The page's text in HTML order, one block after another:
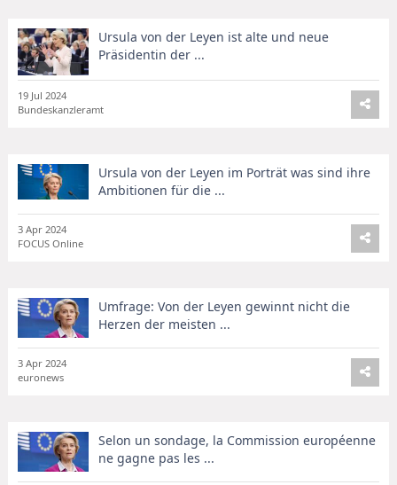
Ursula von der Leyen ist alte und neue
Präsidentin der ...
19 Jul 2024
Bundeskanzleramt
Ursula von der Leyen im Porträt was sind ihre
Ambitionen für die ...
3 Apr 2024
FOCUS Online
Umfrage: Von der Leyen gewinnt nicht die
Herzen der meisten ...
3 Apr 2024
euronews
Selon un sondage, la Commission européenne
ne gagne pas les ...